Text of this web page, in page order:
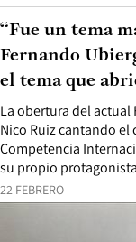
22 FEBRERO
La obertura del actual
Nico Ruiz cantando el
Competencia
su propio
“Fue un tema
Fernando
el tema que